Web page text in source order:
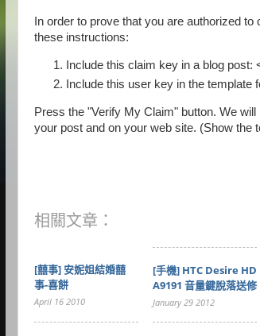
In order to prove that you are authorized
these instructions:
Include this claim key in a blog post:
Include this user key in the template
Press the "Verify My Claim" button. We
your post and on your web site. (Show the
相關文章：
[囍事] 安妮姐結婚囍
事-喜餅
April 16 2010
[手機] HTC Desire HD
A9191 音量鍵脫落送修
January 29 2012